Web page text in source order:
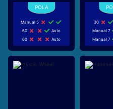
Manual 5
60
Auto
60
Auto
30
Manual 7
Manual 7